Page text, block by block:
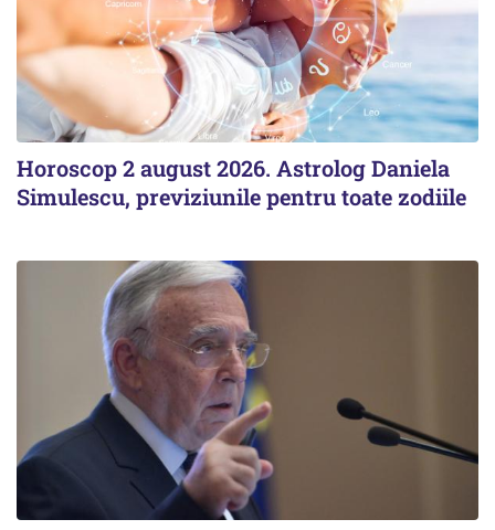
Horoscop 2 august 2026. Astrolog Daniela
Simulescu, previziunile pentru toate zodiile